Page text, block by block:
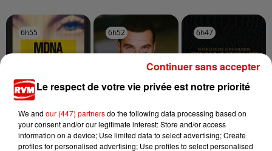
6h55
6h55
MADONNA
Papa Don't Preach
6h52
6h52
AMIR
A L'imparfaite
6h47
6h47
MACKLEMORE & RYAN
LEWIS
Thrift Shop
Le respect de votre vie privée est notre priorité
We and our (447) partnersdo the following data processing based on
your consent and/or our legitimate interest: Store and/or access
information on a device; Use limited data to select advertising; Create
profiles for personalised advertising; Use profiles to select personalised
Continuer sans accepter